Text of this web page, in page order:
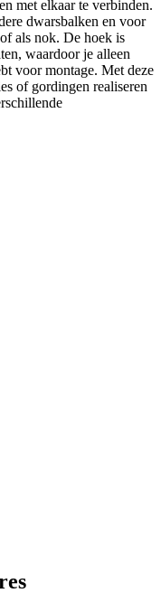
met elkaar te verbinden.
dwarsbalken en voor
als nok. De hoek is
waardoor je alleen
voor montage. Met deze
of gordingen realiseren